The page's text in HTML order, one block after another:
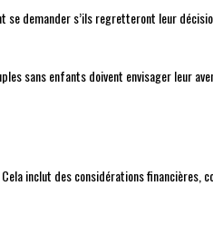
se demander s’ils regretteront leur
sans enfants doivent envisager leur
inclut des considérations financières,